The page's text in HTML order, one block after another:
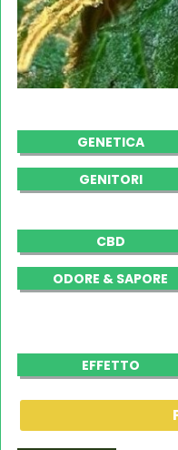
GENETICA
GENITORI
CBD
ODORE & SAPORE
EFFETTO